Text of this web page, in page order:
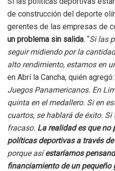
de construcción del deporte
gerentes de las empresas de
un problema sin salida. “Si las
seguir midiendo por la
alto rendimiento, estamos en
en Abrí la Cancha, quién agregó:
Juegos Panamericanos. En
quinta en el medallero. Si en
cuartos, se hablará de éxito.
fracaso. La realidad es que no
políticas deportivas a través
porque asíestaríamos
financiamiento de un pequeño